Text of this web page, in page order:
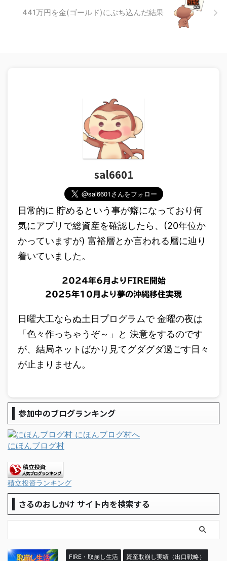
441万円を金(ゴールド)にぶち込んだ結果
sal6601
日常的に 貯めるという事が癖になっており何
気にアプリで総資産を確認したら、(20年位か
かっていますが) 富裕層とか言われる層に辿り
着いていました。
2024年6月よりFIRE開始
2025年10月より夢の沖縄移住実現
日曜大工ならぬ土日プログラムで 金曜の夜は
「色々作っちゃうぞ～」と 決意をするのです
が、結局ネットばかり見てグダグダ過ごす日々
が止まりません。
参加中のブログランキング
にほんブログ村
積立投資ランキング
さるのおしかけ サイト内を検索する
FIRE・取崩し生活 資産取崩し実績（出口戦略）